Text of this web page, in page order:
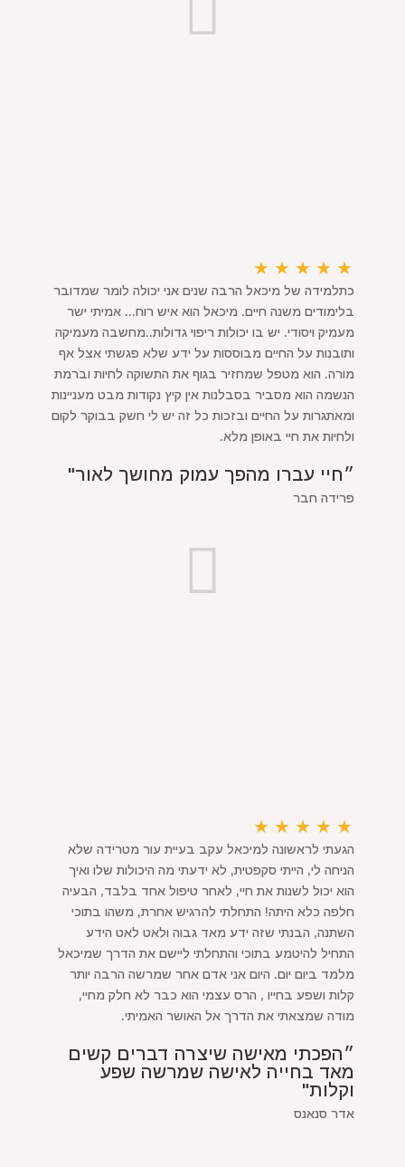
★
★
★
★
★
כתלמידה של מיכאל הרבה שנים אני יכולה לומר שמדובר
בלימודים משנה חיים. מיכאל הוא איש רוח... אמיתי ישר
מעמיק ויסודי. יש בו יכולות ריפוי גדולות..מחשבה מעמיקה
ותובנות על החיים מבוססות על ידע שלא פגשתי אצל אף
מורה. הוא מטפל שמחזיר בגוף את התשוקה לחיות וברמת
הנשמה הוא מסביר בסבלנות אין קיץ נקודות מבט מעניינות
ומאתגרות על החיים ובזכות כל זה יש לי חשק בבוקר לקום
ולחיות את חיי באופן מלא.
״חיי עברו מהפך עמוק מחושך לאור"
פרידה חבר
★
★
★
★
★
הגעתי לראשונה למיכאל עקב בעיית עור מטרידה שלא
הניחה לי, הייתי סקפטית, לא ידעתי מה היכולות שלו ואיך
הוא יכול לשנות את חיי, לאחר טיפול אחד בלבד, הבעיה
חלפה כלא היתה! התחלתי להרגיש אחרת, משהו בתוכי
השתנה, הבנתי שזה ידע מאד גבוה ולאט לאט הידע
התחיל להיטמע בתוכי והתחלתי ליישם את הדרך שמיכאל
מלמד ביום יום. היום אני אדם אחר שמרשה הרבה יותר
קלות ושפע בחייו , הרס עצמי הוא כבר לא חלק מחיי,
מודה שמצאתי את הדרך אל האושר האמיתי.
״הפכתי מאישה שיצרה דברים קשים
מאד בחייה לאישה שמרשה שפע
וקלות"
אדר סנאנס